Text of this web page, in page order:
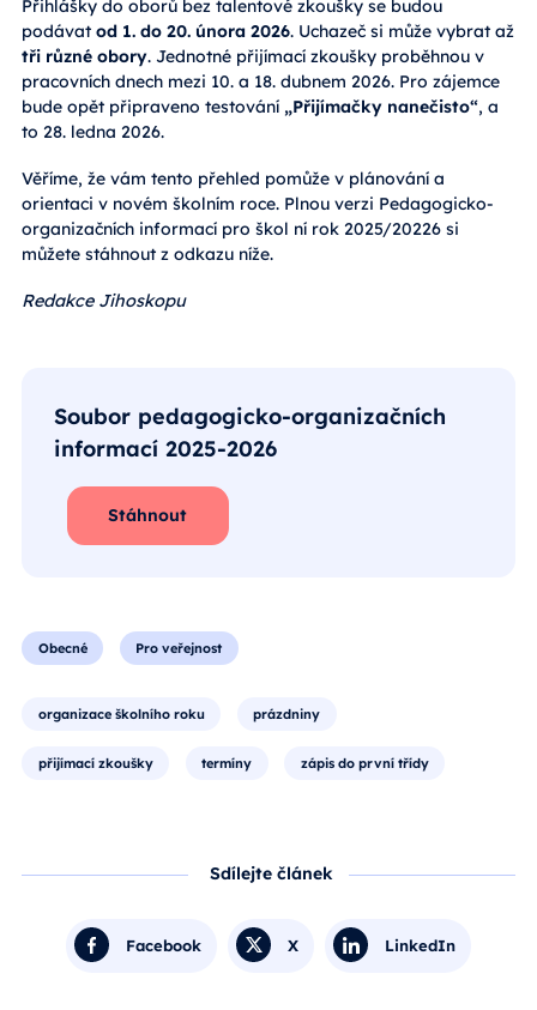
Přihlášky do oborů bez talentové zkoušky se budou
podávat od 1. do 20. února 2026. Uchazeč si může vybrat až
tři různé obory. Jednotné přijímací zkoušky proběhnou v
pracovních dnech mezi 10. a 18. dubnem 2026. Pro zájemce
bude opět připraveno testování „Přijímačky nanečisto“, a
to 28. ledna 2026.
Věříme, že vám tento přehled pomůže v plánování a
orientaci v novém školním roce. Plnou verzi Pedagogicko-
organizačních informací pro škol ní rok 2025/20226 si
můžete stáhnout z odkazu níže.
Redakce Jihoskopu
Soubor pedagogicko-organizačních
informací 2025-2026
Stáhnout
Obecné Pro veřejnost
organizace školního roku prázdniny
přijímací zkoušky termíny zápis do první třídy
Sdílejte článek
Facebook X LinkedIn